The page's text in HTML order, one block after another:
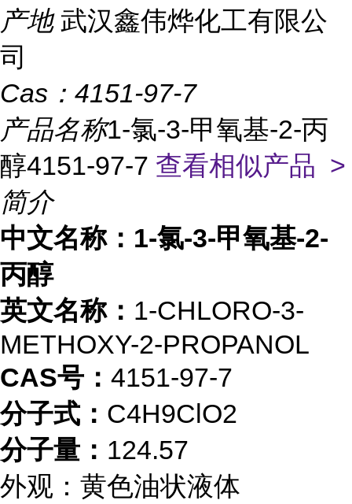
产地 武汉鑫伟烨化工有限公
司
Cas： 4151-97-7
产品名称1-氯-3-甲氧基-2-丙
醇4151-97-7 查看相似产品 >
简介
中文名称：1-氯-3-甲氧基-2-
丙醇
英文名称： 1-CHLORO-3-
METHOXY-2-PROPANOL
CAS号： 4151-97-7
分子式： C4H9ClO2
分子量： 124.57
外观：黄色油状液体